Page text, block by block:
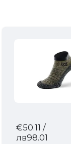
€50.11 /
лв98.01